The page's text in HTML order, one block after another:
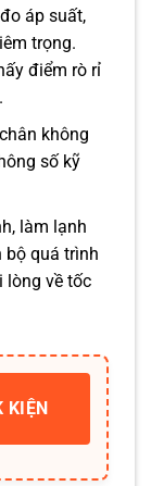
áp suất,
trọng.
điểm rò rỉ
không
số kỹ
làm lạnh
bộ quá trình
lòng về tốc
KIỆN